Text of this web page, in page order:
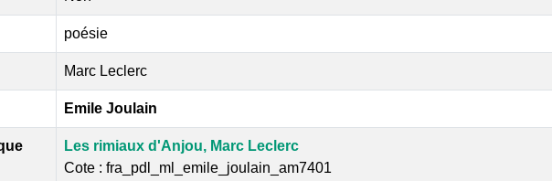
poésie
Marc Leclerc
Emile Joulain
Les rimiaux d'Anjou, Marc Leclerc
Cote : fra_pdl_ml_emile_joulain_am7401